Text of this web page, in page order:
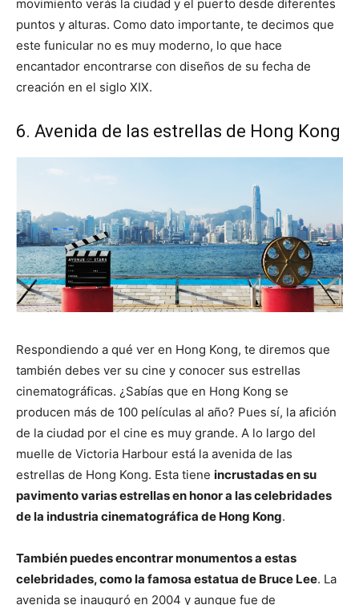
movimiento verás la ciudad y el puerto desde diferentes
puntos y alturas. Como dato importante, te decimos que
este funicular no es muy moderno, lo que hace
encantador encontrarse con diseños de su fecha de
creación en el siglo XIX.
6. Avenida de las estrellas de Hong Kong
Respondiendo a qué ver en Hong Kong, te diremos que
también debes ver su cine y conocer sus estrellas
cinematográficas. ¿Sabías que en Hong Kong se
producen más de 100 películas al año? Pues sí, la afición
de la ciudad por el cine es muy grande. A lo largo del
muelle de Victoria Harbour está la avenida de las
estrellas de Hong Kong. Esta tiene incrustadas en su
pavimento varias estrellas en honor a las celebridades
de la industria cinematográfica de Hong Kong.
También puedes encontrar monumentos a estas
celebridades, como la famosa estatua de Bruce Lee. La
avenida se inauguró en 2004 y aunque fue de